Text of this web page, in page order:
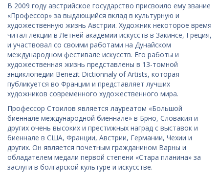
В 2009 году австрийское государство присвоило ему звание
«Профессор» за выдающийся вклад в культурную и
художественную жизнь Австрии. Художник некоторое время
читал лекции в Летней академии искусств в Закинсе, Греция,
и участвовал со своими работами на Дунайском
международном фестивале искусств. Его работы и
художественная жизнь представлены в 13-томной
энциклопедии Benezit Dictionnaly of Artists, которая
публикуется во Франции и представляет лучших
художников современного художественного мира.
Профессор Стоилов является лауреатом «Большой
биеннале международной биеннале» в Брно, Словакия и
других очень высоких и престижных наград с выставок и
биеннале в США, Франции, Австрии, Германии, Чехии и
других. Он является почетным гражданином Варны и
обладателем медали первой степени «Стара планина» за
заслуги в болгарской культуре и искусстве.